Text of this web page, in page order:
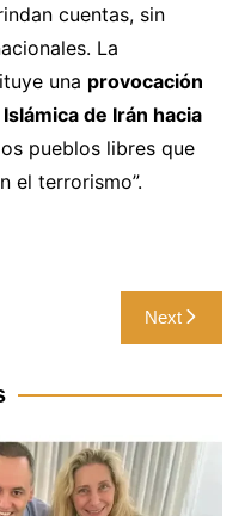
cuentas, sin
La
una provocación
de Irán hacia
pueblos libres que
el terrorismo”.
Next